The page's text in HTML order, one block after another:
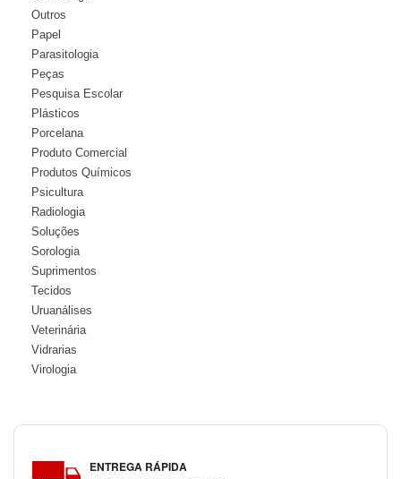
Outros
Papel
Parasitologia
Peças
Pesquisa Escolar
Plásticos
Porcelana
Produto Comercial
Produtos Químicos
Psicultura
Radiologia
Soluções
Sorologia
Suprimentos
Tecidos
Uruanálises
Veterinária
Vidrarias
Virologia
ENTREGA RÁPIDA